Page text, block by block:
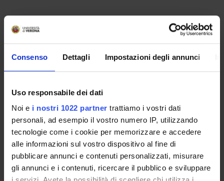
Consenso Dettagli Impostazioni degli annunci
Uso responsabile dei dati
Noi e i nostri 1022 partner trattiamo i vostri dati
personali, ad esempio il vostro numero IP, utilizzando
tecnologie come i cookie per memorizzare e accedere
alle informazioni sul vostro dispositivo al fine di
pubblicare annunci e contenuti personalizzati, misurare
gli annunci e i contenuti, ricercare il pubblico e sviluppare
Home Teaching Seminars
Didactics of education and anthropological area.
STUDYING
COURSES
PHD PROGRAMMES AND POSTGRADUATE
TRAINING